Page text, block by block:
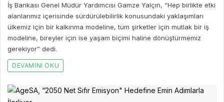
İş Bankası Genel Müdür Yardımcısı Gamze Yalçın, “Hep birlikte etki
alanlarımız içerisinde sürdürülebilirlik konusundaki yaklaşımları
ülkemiz için bir kalkınma modeline, tüm şirketler için mutlak bir iş
modeline, bireyler için ise yaşam biçimi haline dönüştürmemiz
gerekiyor” dedi.
DEVAMINI OKU